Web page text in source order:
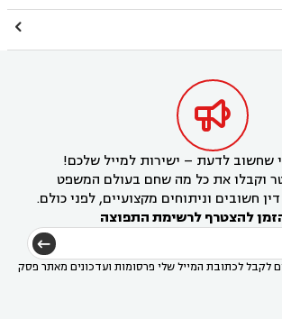


שחשוב לדעת – ישירות למייל שלכם!
וקבלו את כל מה שחם בעולם המשפט
חשובים וניתוחים מקצועיים, לפני כולם.
להצטרף לרשימת התפוצה
לקבל לכתובת המייל שלי פרסומות ועדכונים מאתר פסק